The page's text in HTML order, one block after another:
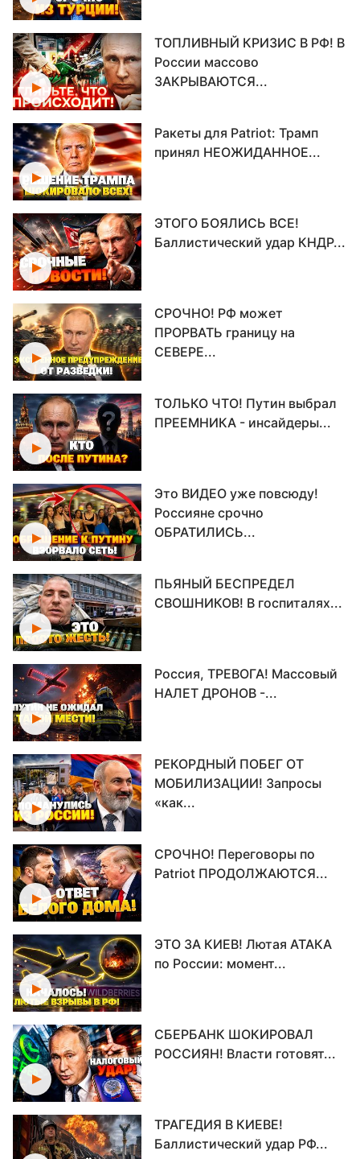
ТОПЛИВНЫЙ КРИЗИС В РФ! В
России массово
ЗАКРЫВАЮТСЯ...
Ракеты для Patriot: Трамп
принял НЕОЖИДАННОЕ...
ЭТОГО БОЯЛИСЬ ВСЕ!
Баллистический удар КНДР...
СРОЧНО! РФ может
ПРОРВАТЬ границу на
СЕВЕРЕ...
ТОЛЬКО ЧТО! Путин выбрал
ПРЕЕМНИКА - инсайдеры...
Это ВИДЕО уже повсюду!
Россияне срочно
ОБРАТИЛИСЬ...
ПЬЯНЫЙ БЕСПРЕДЕЛ
СВОШНИКОВ! В госпиталях...
Россия, ТРЕВОГА! Массовый
НАЛЕТ ДРОНОВ -...
РЕКОРДНЫЙ ПОБЕГ ОТ
МОБИЛИЗАЦИИ! Запросы
«как...
СРОЧНО! Переговоры по
Patriot ПРОДОЛЖАЮТСЯ...
ЭТО ЗА КИЕВ! Лютая АТАКА
по России: момент...
СБЕРБАНК ШОКИРОВАЛ
РОССИЯН! Власти готовят...
ТРАГЕДИЯ В КИЕВЕ!
Баллистический удар РФ...